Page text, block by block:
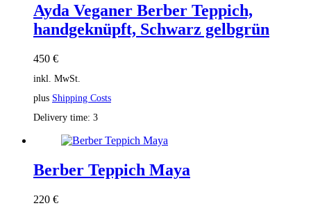
Ayda Veganer Berber Teppich,
handgeknüpft, Schwarz gelbgrün
450 €
inkl. MwSt.
plus Shipping Costs
Delivery time: 3
Berber Teppich Maya
220 €